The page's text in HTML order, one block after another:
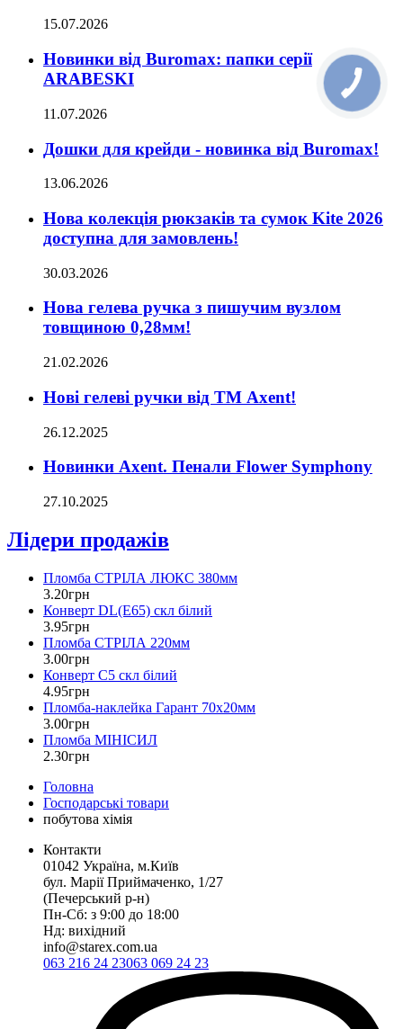
15.07.2026
Новинки від Buromax: папки серії
ARABESKI
11.07.2026
Дошки для крейди - новинка від Buromax!
13.06.2026
Нова колекція рюкзаків та сумок Kite 2026
доступна для замовлень!
30.03.2026
Нова гелева ручка з пишучим вузлом
товщиною 0,28мм!
21.02.2026
Нові гелеві ручки від ТМ Axent!
26.12.2025
Новинки Axent. Пенали Flower Symphony
27.10.2025
Лідери продажів
Пломба СТРІЛА ЛЮКС 380мм
3.20грн
Конверт DL(Е65) скл білий
3.95грн
Пломба СТРІЛА 220мм
3.00грн
Конверт С5 скл білий
4.95грн
Пломба-наклейка Гарант 70х20мм
3.00грн
Пломба МІНІСИЛ
2.30грн
Головна
Господарські товари
побутова хімія
Контакти
01042 Україна, м.Київ
бул. Марії Приймаченко, 1/27
(Печерський р-н)
Пн-Сб: з 9:00 до 18:00
Нд: вихідний
info@starex.com.ua
063 216 24 23063 069 24 23